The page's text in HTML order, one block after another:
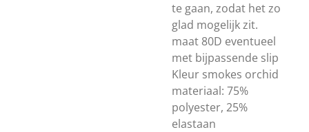
te gaan, zodat het zo
glad mogelijk zit.
maat 80D eventueel
met bijpassende slip
Kleur smokes orchid
materiaal: 75%
polyester, 25%
elastaan